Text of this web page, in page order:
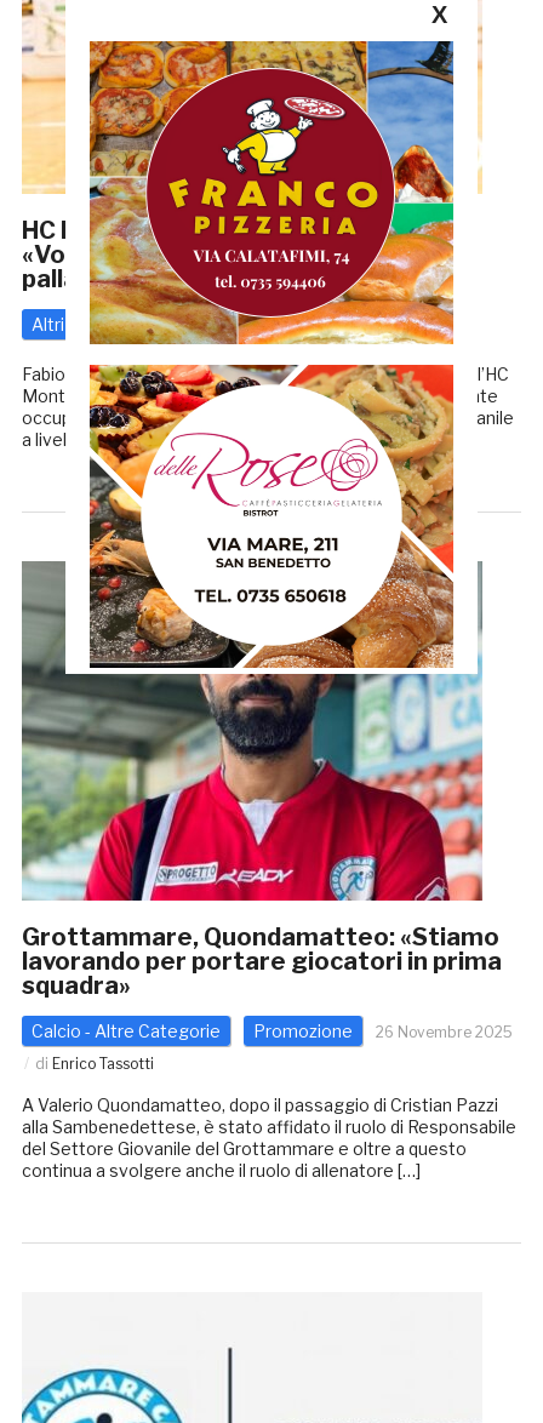
HC Monteprandone, Fabio Fares:
«Vogliamo avvicinare persone alla
pallamano»
Altri 10 Dicembre 2025 diEnrico Tassotti
Fabio Fares è entrato a far parte della grande famiglia dell’HC
Monteprandone da due stagioni. Ricopre il ruolo di dirigente
occupandosi sia della prima squadra che del settore giovanile
a livello organizzativo per le trasferte […]
Grottammare, Quondamatteo: «Stiamo
lavorando per portare giocatori in prima
squadra»
Calcio - Altre Categorie Promozione
26 Novembre 2025
di Enrico Tassotti
A Valerio Quondamatteo, dopo il passaggio di Cristian Pazzi
alla Sambenedettese, è stato affidato il ruolo di Responsabile
del Settore Giovanile del Grottammare e oltre a questo
continua a svolgere anche il ruolo di allenatore […]
X